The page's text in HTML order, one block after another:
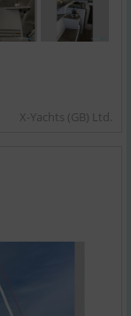
X-Yachts (GB) Ltd.